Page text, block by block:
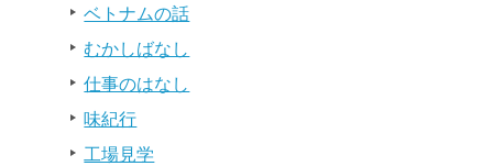
ベトナムの話
むかしばなし
仕事のはなし
味紀行
工場見学